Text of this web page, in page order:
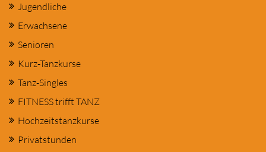
Jugendliche
Erwachsene
Senioren
Kurz-Tanzkurse
Tanz-Singles
FITNESS trifft TANZ
Hochzeitstanzkurse
Privatstunden